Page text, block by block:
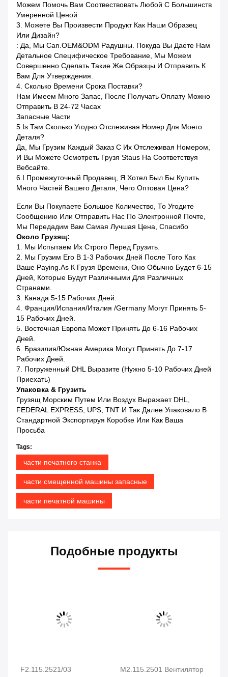
Можем Помочь Вам Соотвествовать Любой С Большинств
Умеренной Ценой
3. Можете Вы Произвести Продукт Как Наши Образец
Или Дизайн?
: Да, Мы Can.OEM&ODM Радушны. Покуда Вы Даете Нам
Детальное Специфическое Требование, Мы Можем
Совершенно Сделать Такие Же Образцы И Отправить К
Вам Для Утверждения.
4. Сколько Времени Срока Поставки?
Нам Имеем Много Запас, После Получать Оплату Можно
Отправить В 24-72 Часах
Запасные Части
5.Is Там Сколько Угодно Отслеживая Номер Для Моего
Деталя?
Да, Мы Грузим Каждый Заказ С Их Отслеживая Номером,
И Вы Можете Осмотреть Грузя Staus На Соответствуя
Вебсайте.
6.I Промежуточный Продавец, Я Хотел Был Бы Купить
Много Частей Вашего Деталя, Чего Оптовая Цена?
Если Вы Покупаете Большое Количество, То Угодите
Сообщению Или Отправить Нас По Электронной Почте,
Мы Передадим Вам Самая Лучшая Цена, Спасибо
Около Грузящ:
1. Мы Испытаем Их Строго Перед Грузить.
2. Мы Грузим Его В 1-3 Рабочих Дней После Того Как
Ваше Paying.as К Грузя Времени, Оно Обычно Будет 6-15
Дней, Которые Будут Различными Для Различных
Странами.
3. Канада 5-15 Рабочих Дней.
4. Франция/Испания/Италия /Germany Могут Принять 5-
15 Рабочих Дней.
5. Восточная Европа Может Принять До 6-16 Рабочих
Дней.
6. Бразилия/Южная Америка Могут Принять До 7-17
Рабочих Дней.
7. Погруженный DHL Выразите (нужно 5-10 Рабочих Дней
Приехать)
Упаковка & Грузить
Грузящ Морским Путем Или Воздух Выражает DHL,
FEDERAL EXPRESS, UPS, TNT И Так Далее Упаковало В
Стандартной Экспортируя Коробке Или Как Ваша
Просьба
Tags:
части печатного станка
части смещенной машины запасные
части печатной машины
Подобные продукты
F2.115.2521/03
М2.115.2501 Вентилятор